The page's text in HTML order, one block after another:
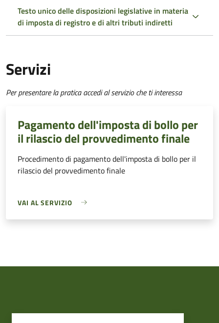
Testo unico delle disposizioni legislative in materia
di imposta di registro e di altri tributi indiretti
Servizi
Per presentare la pratica accedi al servizio che ti interessa
Pagamento dell'imposta di bollo per
il rilascio del provvedimento finale
Procedimento di pagamento dell'imposta di bollo per il
rilascio del provvedimento finale
VAI AL SERVIZIO